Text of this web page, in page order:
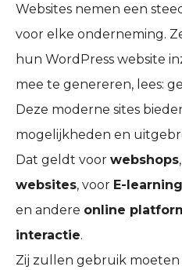
Websites nemen een
voor elke onderneming.
hun WordPress website
mee te genereren, lees:
Deze moderne sites
mogelijkheden en
Dat geldt voor webshops
websites, voor E-
en andere online
interactie.
Zij zullen gebruik moeten